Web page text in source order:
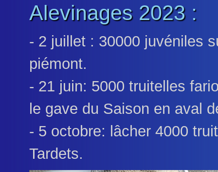
Alevinages 2023 :
- 2 juillet : 30000 juvéniles
piémont.
- 21 juin: 5000 truitelles
le gave du Saison en aval
- 5 octobre: lâcher 4000
Tardets.